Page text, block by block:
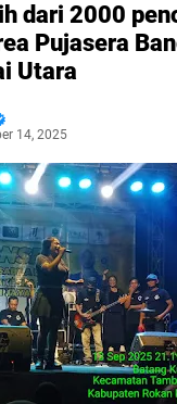
dari 2000
Pujasera
Utara
14, 2025